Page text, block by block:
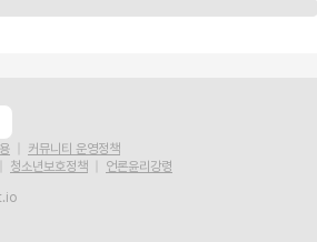
커뮤니티 운영정책
청소년보호정책
언론윤리강령